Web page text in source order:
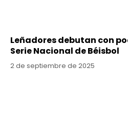
Leñadores debutan con
Serie Nacional de Béisbol
2 de septiembre de 2025